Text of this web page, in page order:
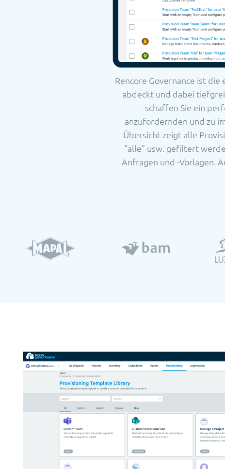
Rencore Governance ist
abdeckt und dabei
schaffen Sie ein
anzufordernden und zu
Übersicht zeigt alle
“alle” usw. gefiltert
Anfragen und -Vorlagen.